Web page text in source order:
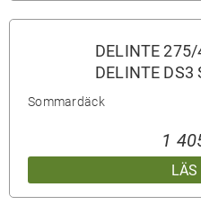
DELINTE
DELINTE DS3
Sommardäck
LÄS
1